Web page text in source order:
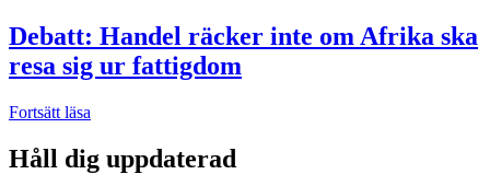
Debatt: Handel räcker inte om Afrika ska
resa sig ur fattigdom
Fortsätt läsa
Håll dig uppdaterad